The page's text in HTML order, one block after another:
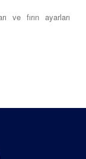
ve fırın ayarları